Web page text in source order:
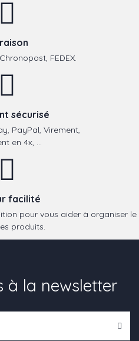
FEDEX.
sécurisé
PayPal, Virement,
en 4x, ...
facilité
pour vous aider à organiser le
produits.
à la newsletter